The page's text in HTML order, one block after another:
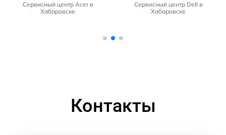
Сервисный центр Acer в
Хабаровске
Сервисный центр Dell в
Хабаровске
Контакты